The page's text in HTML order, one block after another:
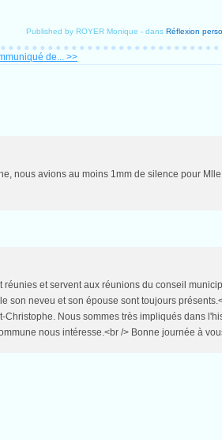
Published by ROYER Monique -dans Réflexion
de... >>
nous avions au moins 1mm de silence pour
et servent aux réunions du conseil
neveu et son épouse sont toujours
Nous sommes très impliqués dans
nous intéresse.<br /> Bonne journée à